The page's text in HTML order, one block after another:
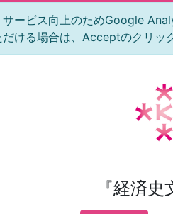
ービス向上のためGoogle
ける場合は、Acceptのクリッ
『経済